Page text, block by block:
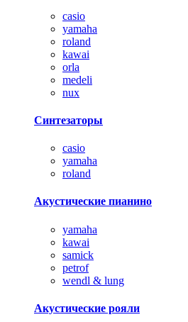
casio
yamaha
roland
kawai
orla
medeli
nux
Синтезаторы
casio
yamaha
roland
Акустические пианино
yamaha
kawai
samick
petrof
wendl & lung
Акустические рояли